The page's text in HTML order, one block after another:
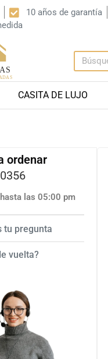
10 años de garantía
CASITA DE LUJO
ordenar
las 05:00 pm
tu pregunta
vuelta?